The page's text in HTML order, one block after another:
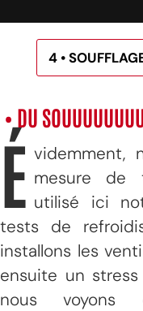
• DU
É videmment,
mesure de
utilisé ici
tests de
installons les
ensuite un
nous voyons